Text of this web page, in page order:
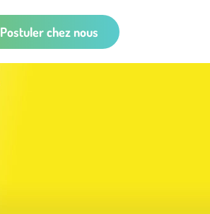
Postuler chez nous